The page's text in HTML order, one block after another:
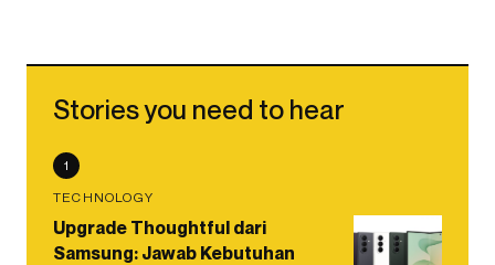
Stories you need to hear
1
TECHNOLOGY
Upgrade Thoughtful dari
Samsung: Jawab Kebutuhan